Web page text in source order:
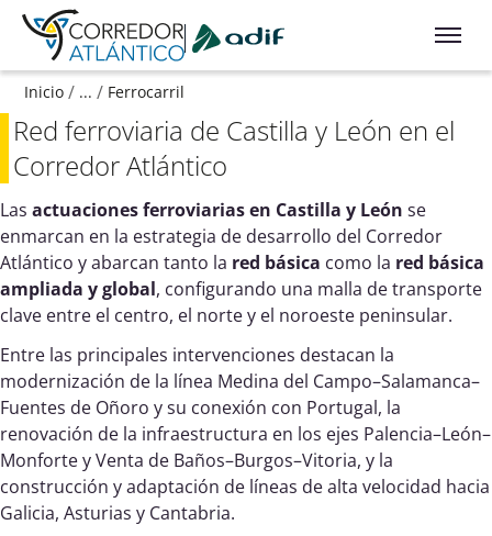
Ir a contenido principal
Inicio / ... / Ferrocarril
Red ferroviaria de Castilla y León en el
Corredor Atlántico
Las actuaciones ferroviarias en Castilla y León se
enmarcan en la estrategia de desarrollo del Corredor
Atlántico y abarcan tanto la red básica como la red básica
ampliada y global, configurando una malla de transporte
clave entre el centro, el norte y el noroeste peninsular.
Entre las principales intervenciones destacan la
modernización de la línea Medina del Campo–Salamanca–
Fuentes de Oñoro y su conexión con Portugal, la
renovación de la infraestructura en los ejes Palencia–León–
Monforte y Venta de Baños–Burgos–Vitoria, y la
construcción y adaptación de líneas de alta velocidad hacia
Galicia, Asturias y Cantabria.